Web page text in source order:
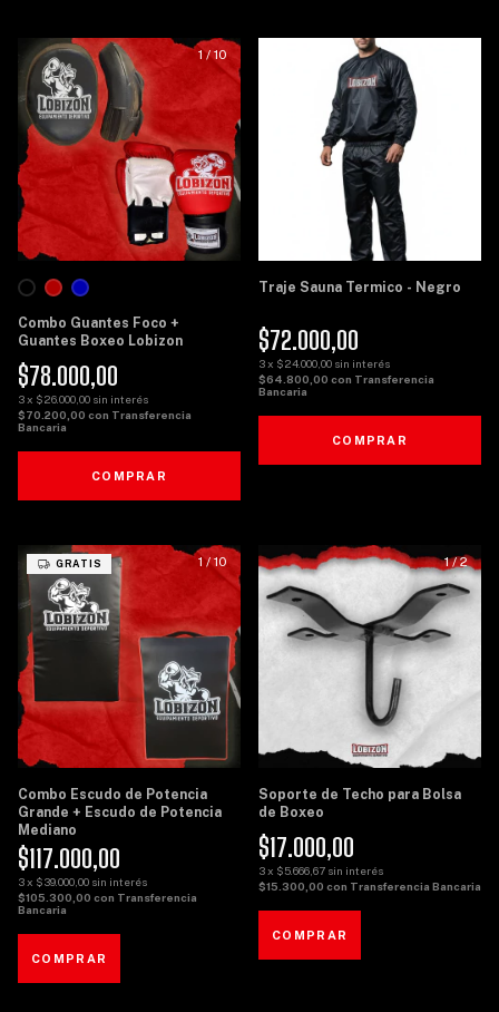
1/10
Combo Guantes Foco +
Guantes Boxeo Lobizon
$78.000,00
3x $26.000,00 sin interés
$70.200,00 con Transferencia
Bancaria
COMPRAR
Traje Sauna Termico - Negro
$72.000,00
3x $24.000,00 sin interés
$64.800,00 con Transferencia
Bancaria
COMPRAR
1/10
GRATIS
Combo Escudo de Potencia
Grande + Escudo de Potencia
Mediano
$117.000,00
3x $39.000,00 sin interés
$105.300,00 con Transferencia
Bancaria
1/2
Soporte de Techo para Bolsa
de Boxeo
$17.000,00
3x $5.666,67 sin interés
$15.300,00 con Transferencia Bancaria